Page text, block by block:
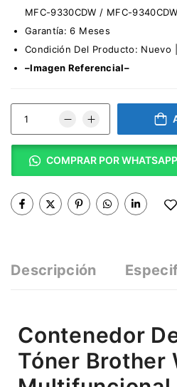
MFC-9330CDW / MFC-9340CDW
Garantía: 6 Meses
Condición Del Producto: Nuevo
–Imagen Referencial–
COMPRAR POR WHATSAPP
Descripción
Contenedor
Tóner Brother